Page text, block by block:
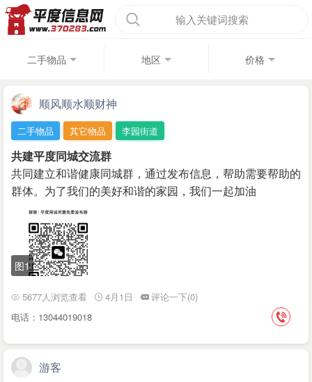
输入关键词搜索
二手物品 地区 价格
顺风顺水顺财神
二手物品 其它物品 李园街道
共建平度同城交流群
共同建立和谐健康同城群，通过发布信息，帮助需要帮助的
群体。为了我们的美好和谐的家园，我们一起加油
图1
5677人浏览查看 4月1日
评论一下(0)
电话：13044019018
游客